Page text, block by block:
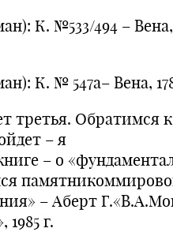
К. №533/494 – Вена,
К. № 547а– Вена,
третья. Обратимся
– я
– о
– Аберт
г.